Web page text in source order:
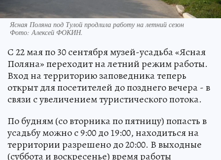
Ясная Поляна под Тулой продлила работу на летний сезон
Фото:Алексей ФОКИН.
С 22 мая по 30 сентября музей-усадьба «Ясная
Поляна» переходит на летний режим работы.
Вход на территорию заповедника теперь
открыт для посетителей до позднего вечера - в
связи с увеличением туристического потока.
По будням (со вторника по пятницу) попасть в
усадьбу можно с 9:00 до 19:00, находиться на
территории разрешено до 20:00. В выходные
(суббота и воскресенье) время работы